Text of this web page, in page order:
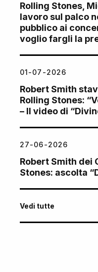
Rolling Stones,
lavoro sul palco
pubblico ai
voglio fargli la
01-07-2026
Robert Smith
Rolling Stones:
– Il video di
27-06-2026
Robert Smith dei
Stones: ascolta
Vedi tutte